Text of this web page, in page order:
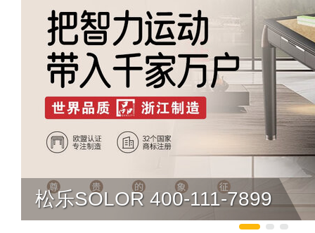
松乐SOLOR 400-111-7899